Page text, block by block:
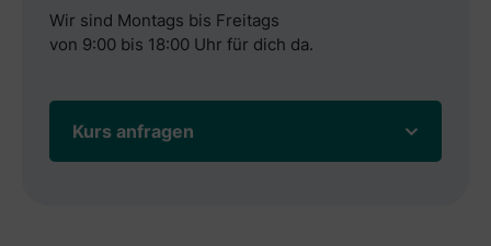
Wir sind Montags bis Freitags
von 9:00 bis 18:00 Uhr für dich da.
Kurs anfragen